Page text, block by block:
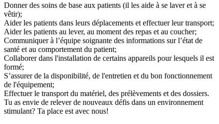
Donner des soins de base aux patients (il les aide à se laver et à se
vêtir);
Aider les patients dans leurs déplacements et effectuer leur transport;
Aider les patients au lever, au moment des repas et au coucher;
Communiquer à l’équipe soignante des informations sur l’état de
santé et au comportement du patient;
Collaborer dans l'installation de certains appareils pour lesquels il est
formé;
S’assurer de la disponibilité, de l'entretien et du bon fonctionnement
de l'équipement;
Effectuer le transport du matériel, des prélèvements et des dossiers.
Tu as envie de relever de nouveaux défis dans un environnement
stimulant? Ta place est avec nous!